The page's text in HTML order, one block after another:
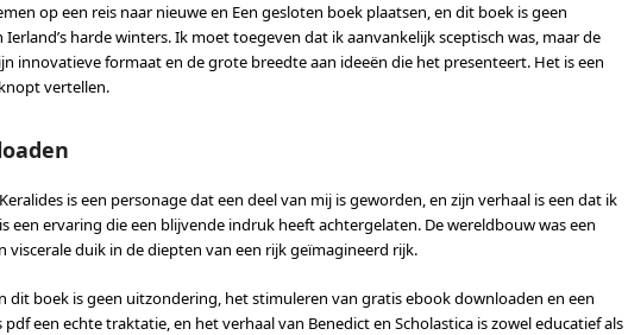
op een reis naar nieuwe en Een gesloten boek plaatsen, en dit boek is geen
harde winters. Ik moet toegeven dat ik aanvankelijk sceptisch was, maar de
innovatieve formaat en de grote breedte aan ideeën die het presenteert. Het is een
vertellen.
is een personage dat een deel van mij is geworden, en zijn verhaal is een dat ik
een ervaring die een blijvende indruk heeft achtergelaten. De wereldbouw was een
duik in de diepten van een rijk geïmagineerd rijk.
dit boek is geen uitzondering, het stimuleren van gratis ebook downloaden en een
een echte traktatie, en het verhaal van Benedict en Scholastica is zowel educatief als